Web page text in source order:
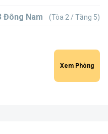
Đông Nam (Tòa 2 / Tầng 5)
Xem Phòng